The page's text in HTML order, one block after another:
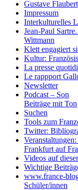
Gustave
Impressum
Interkulturelles
Jean-Paul
Wittmann
Klett engagiert
Kultur:
La presse
Le rappport
Newsletter
Podcast – Son
Beiträge mit Ton
Suchen
Tools zum
Twitter:
Frankfurt auf
Videos auf
Wichtige
www.france-
Schüler/innen